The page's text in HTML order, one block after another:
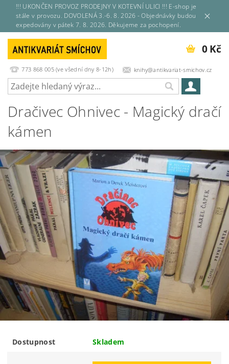
!!! UKONČEN PROVOZ PRODEJNY V KOTEVNÍ ULICI !!! E-shop je
stále v provozu. DOVOLENÁ 3.-6. 8. 2026 - Objednávky budou
expedovány v pátek 7. 8. 2026. Děkujeme za pochopení.
773 868 005 (ve všední dny 8-12h) knihy@antikvariat-smichov.cz
0 Kč
Dračivec Ohnivec - Magický dračí
kámen
Dostupnost Skladem